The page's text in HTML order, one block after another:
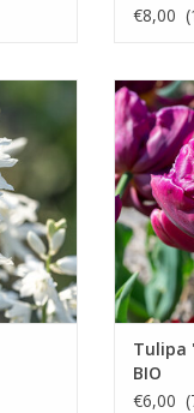
€8,00
Tulipa
BIO
€6,00